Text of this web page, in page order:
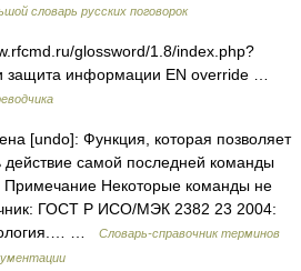
словарь русских поговорок
glossword/1.8/index.php?
защита информации EN override …
[undo]: Функция, которая позволяет
действие самой последней команды
Примечание Некоторые команды не
ГОСТ Р ИСО/МЭК 2382 23 2004:
…
Словарь-справочник терминов